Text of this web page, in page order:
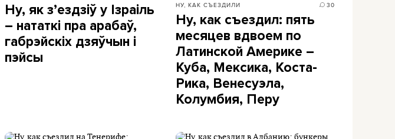
Ну, як з’ездзіў у Ізраіль
– нататкі пра арабаў,
габрэйскіх дзяўчын і
пэйсы
НУ, КАК СЪЕЗДИЛИ 30
Ну, как съездил: пять
месяцев вдвоем по
Латинской Америке –
Куба, Мексика, Коста-
Рика, Венесуэла,
Колумбия, Перу